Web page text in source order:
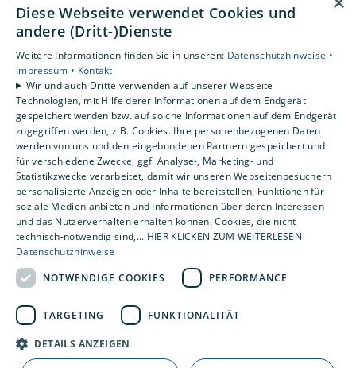
Unsere Bereiche
Privatkunden
Gewerbekunden
Karriere
Unternehmen
Kontakt
Diese Webseite verwendet Cookies und
andere (Dritt-)Dienste
Weitere Informationen finden Sie in unseren: Datenschutzhinweise •
Impressum • Kontakt
Wir und auch Dritte verwenden auf unserer Webseite
Technologien, mit Hilfe derer Informationen auf dem Endgerät
gespeichert werden bzw. auf solche Informationen auf dem Endgerät
zugegriffen werden, z.B. Cookies. Ihre personenbezogenen Daten
werden von uns und den eingebundenen Partnern gespeichert und
für verschiedene Zwecke, ggf. Analyse-, Marketing- und
Statistikzwecke verarbeitet, damit wir unseren Webseitenbesuchern
personalisierte Anzeigen oder Inhalte bereitstellen, Funktionen für
soziale Medien anbieten und Informationen über deren Interessen
und das Nutzerverhalten erhalten können. Cookies, die nicht
technisch-notwendig sind,... HIER KLICKEN ZUM WEITERLESEN
Datenschutzhinweise
NOTWENDIGE COOKIES
PERFORMANCE
TARGETING FUNKTIONALITÄT
DETAILS ANZEIGEN